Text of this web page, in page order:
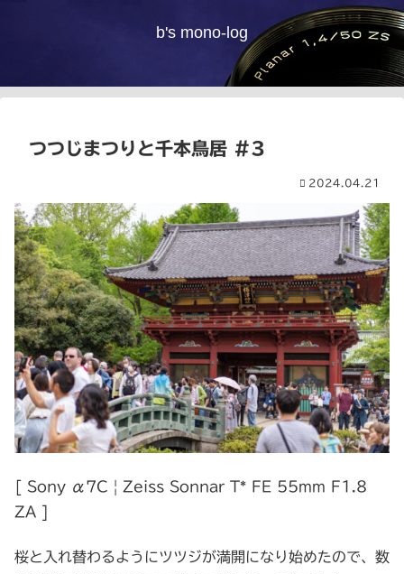
b's mono-log
つつじまつりと千本鳥居 #3
2024.04.21
[ Sony α7C | Zeiss Sonnar T* FE 55mm F1.8
ZA ]
桜と入れ替わるようにツツジが満開になり始めたので、数